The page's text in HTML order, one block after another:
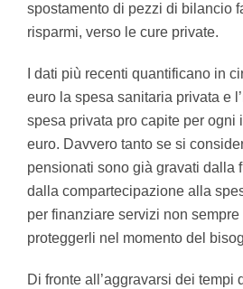
spostamento di pezzi di bilancio
risparmi, verso le cure private.
I dati più recenti quantificano in
euro la spesa sanitaria privata e
spesa privata pro capite per ogni
euro. Davvero tanto se si
pensionati sono già gravati dalla
dalla compartecipazione alla
per finanziare servizi non sempre
proteggerli nel momento del
Di fronte all’aggravarsi dei tempi